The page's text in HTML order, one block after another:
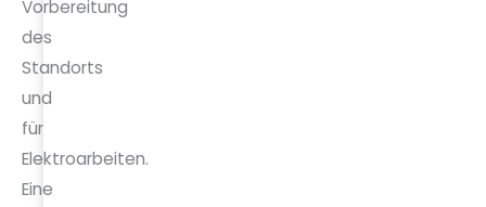
Vorbereitung
des
Standorts
und
für
Elektroarbeiten.
Eine